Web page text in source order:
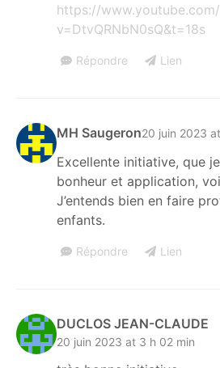
https://
v=DtvQRNbN0sQ&t=18s
Répondre Lien
MH Saugeron20 juin 2023
Excellente initiative, que
bonheur et application,
J’entends bien en faire
enfants.
Répondre Lien
DUCLOS JEAN-CLAUDE
20 juin 2023 at 3 h 02 min